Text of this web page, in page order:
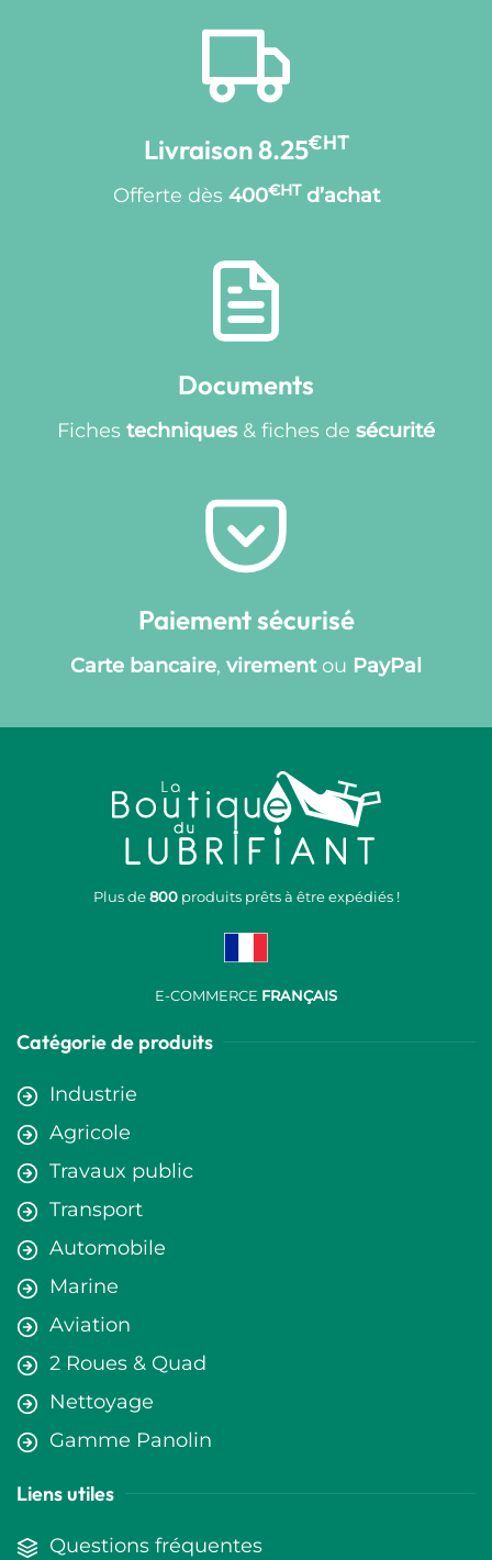
Livraison 8.25€HT
Offerte dès 400€HT d’achat
Documents
Fiches techniques& fiches de sécurité
Paiement sécurisé
Carte bancaire, virementou PayPal
Plus de800produits prêts à être expédiés !
E-COMMERCE FRANÇAIS
Catégorie de produits
Industrie
Agricole
Travaux public
Transport
Automobile
Marine
Aviation
2 Roues & Quad
Nettoyage
Gamme Panolin
Liens utiles
Questions fréquentes